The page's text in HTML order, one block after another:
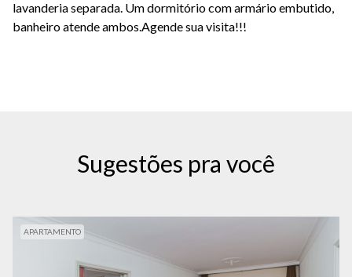
lavanderia separada. Um dormitório com armário embutido,
banheiro atende ambos.Agende sua visita!!!
Sugestões pra você
APARTAMENTO